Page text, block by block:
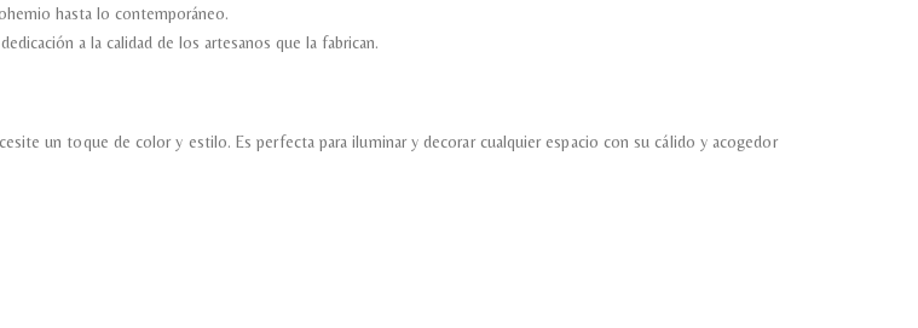
hasta lo contemporáneo.
a la calidad de los artesanos que la fabrican.
un toque de color y estilo. Es perfecta para iluminar y decorar cualquier espacio con su cálido y acogedor